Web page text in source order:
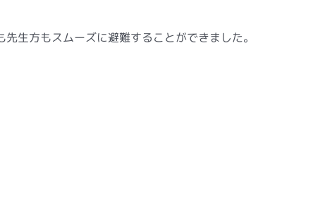
生方もスムーズに避難することができました。